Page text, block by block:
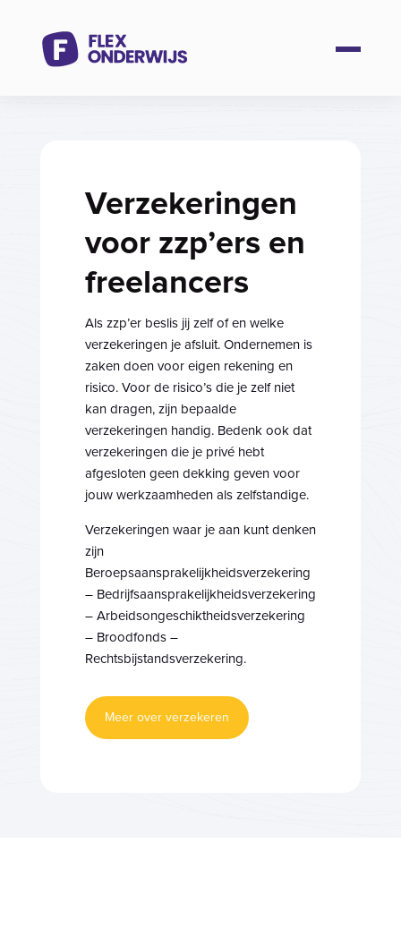
Verzekeringen
voor zzp’ers en
freelancers
Als zzp’er beslis jij zelf of en welke
verzekeringen je afsluit. Ondernemen is
zaken doen voor eigen rekening en
risico. Voor de risico’s die je zelf niet
kan dragen, zijn bepaalde
verzekeringen handig. Bedenk ook dat
verzekeringen die je privé hebt
afgesloten geen dekking geven voor
jouw werkzaamheden als zelfstandige.
Verzekeringen waar je aan kunt denken
zijn
Beroepsaansprakelijkheidsverzekering
– Bedrijfsaansprakelijkheidsverzekering
– Arbeidsongeschiktheidsverzekering
– Broodfonds –
Rechtsbijstandsverzekering.
Meer over verzekeren